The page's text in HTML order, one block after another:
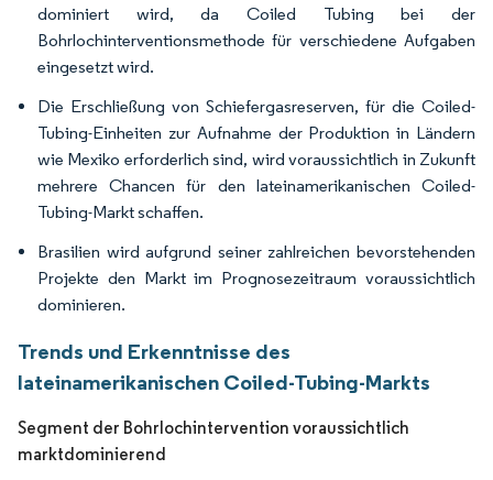
dominiert wird, da Coiled Tubing bei der
Bohrlochinterventionsmethode für verschiedene Aufgaben
eingesetzt wird.
Die Erschließung von Schiefergasreserven, für die Coiled-
Tubing-Einheiten zur Aufnahme der Produktion in Ländern
wie Mexiko erforderlich sind, wird voraussichtlich in Zukunft
mehrere Chancen für den lateinamerikanischen Coiled-
Tubing-Markt schaffen.
Brasilien wird aufgrund seiner zahlreichen bevorstehenden
Projekte den Markt im Prognosezeitraum voraussichtlich
dominieren.
Trends und Erkenntnisse des
lateinamerikanischen Coiled-Tubing-Markts
Segment der Bohrlochintervention voraussichtlich
marktdominierend